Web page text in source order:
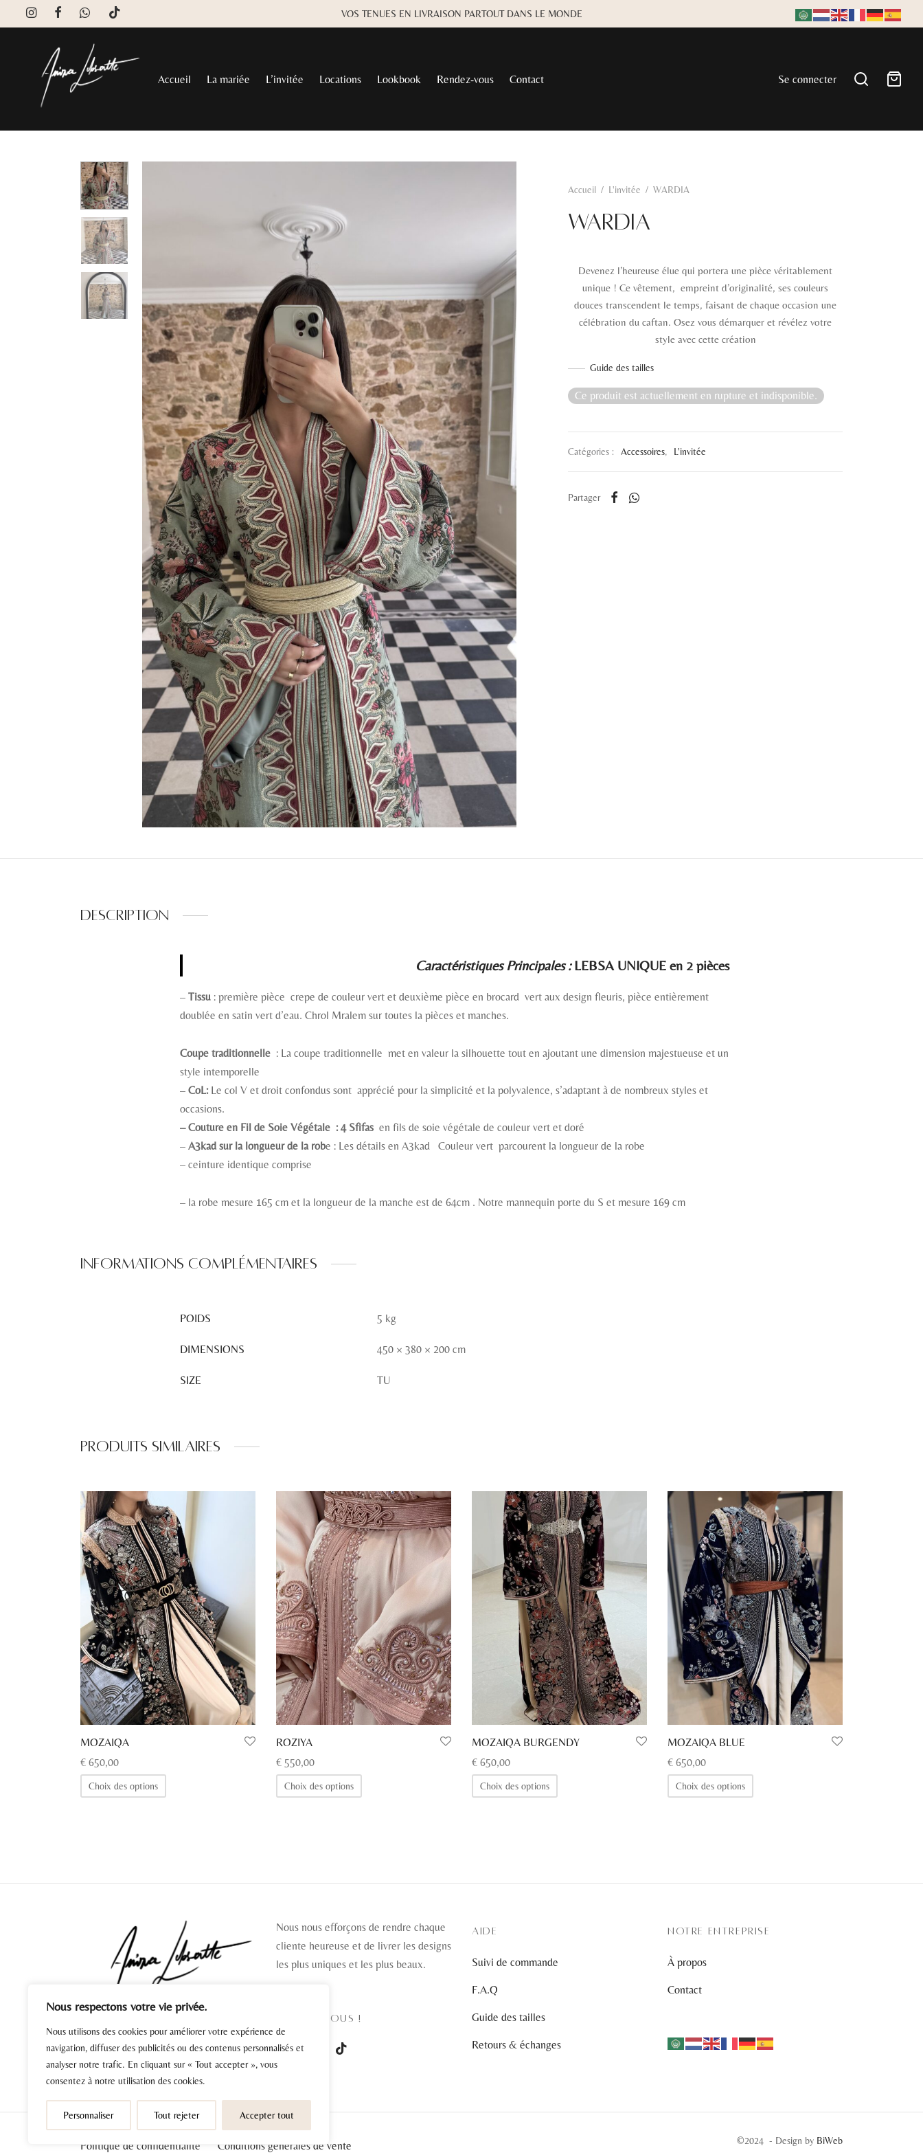
Nous respectons votre vie privée.
Nous utilisons des cookies pour améliorer votre expérience de
navigation, diffuser des publicités ou des contenus personnalisés et
analyser notre trafic. En cliquant sur « Tout accepter », vous
consentez à notre utilisation des cookies.
Personnaliser Tout rejeter Accepter tout
VOS TENUES EN LIVRAISON PARTOUT DANS LE MONDE
Accueil La mariée L’invitée Locations Lookbook Rendez-vous Contact Se connecter
Accueil / L'invitée / WARDIA
WARDIA
Devenez l’heureuse élue qui portera une pièce véritablement
unique ! Ce vêtement, empreint d’originalité, ses couleurs
douces transcendent le temps, faisant de chaque occasion une
célébration du caftan. Osez vous démarquer et révélez votre
style avec cette création
Guide des tailles
Ce produit est actuellement en rupture et indisponible.
Catégories : Accessoires, L'invitée
Partager
Description
Caractéristiques Principales :LEBSA UNIQUE en 2 pièces
– Tissu : première pièce crepe de couleur vert et deuxième pièce en brocard vert aux design fleuris, pièce entièrement
doublée en satin vert d’eau. Chrol Mralem sur toutes la pièces et manches.
Coupe traditionnelle : La coupe traditionnelle met en valeur la silhouette tout en ajoutant une dimension majestueuse et un
style intemporelle
– CoL: Le col V et droit confondus sont apprécié pour la simplicité et la polyvalence, s’adaptant à de nombreux styles et
occasions.
– Couture en Fil de Soie Végétale : 4 Sfifas en fils de soie végétale de couleur vert et doré
– A3kad sur la longueur de la robe : Les détails en A3kad Couleur vert parcourent la longueur de la robe
– ceinture identique comprise
– la robe mesure 165 cm et la longueur de la manche est de 64cm . Notre mannequin porte du S et mesure 169 cm
Informations complémentaires
POIDS 5 kg
DIMENSIONS 450 × 380 × 200 cm
SIZE TU
Produits similaires
MOZAIQA
€ 650,00
Choix des options
Ce
produit
être
choisies
sur
la
page
produit
ROZIYA
€ 550,00
Choix des options
Ce
produit
être
choisies
sur
MOZAIQA BURGENDY
€ 650,00
Choix des options
Ce
produit
sur
MOZAIQA BLUE
€ 650,00
Choix des options
Ce
produit
être
produit
Nous nous efforçons de rendre chaque
cliente heureuse et de livrer les designs
les plus uniques et les plus beaux.
SUIVEZ-NOUS !
AIDE
Suivi de commande
F.A.Q
Guide des tailles
Retours & échanges
NOTRE ENTREPRISE
À propos
Contact
Politique de confidentialité Conditions générales de vente ©2024 - Design by BiWeb